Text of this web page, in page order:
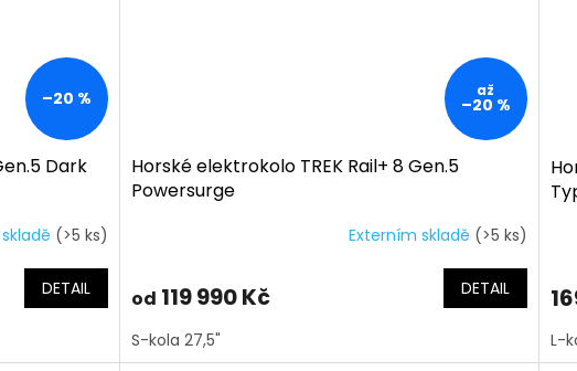
–20 %
Dark
(>5 ks)
DETAIL
až
–20 %
Horské elektrokolo TREK Rail+ 8 Gen.5
Powersurge
Externím skladě (>5 ks)
od 119 990 Kč DETAIL
S-kola 27,5" L-